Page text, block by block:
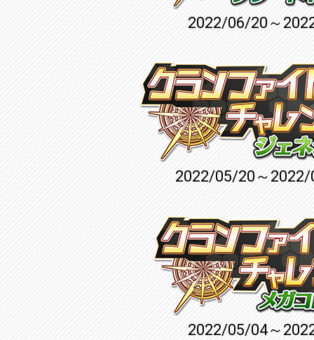
2022/06/20～
2022/05/20～
2022/05/04～